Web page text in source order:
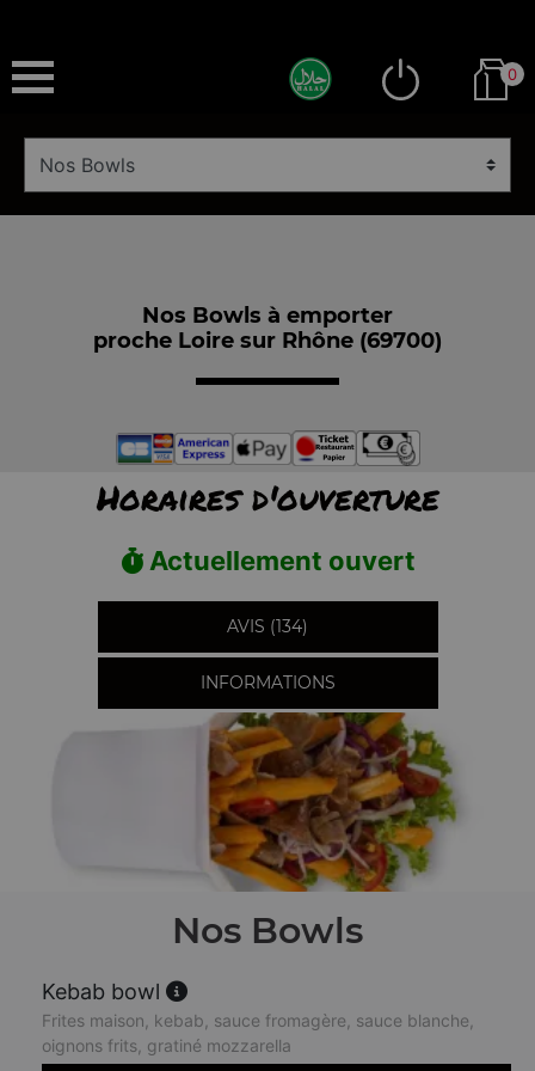
0
Nos Bowls à emporter
proche Loire sur Rhône (69700)
Horaires d'ouverture
Actuellement ouvert
AVIS (134)
INFORMATIONS
Nos Bowls
Kebab bowl
Frites maison, kebab, sauce fromagère, sauce blanche,
oignons frits, gratiné mozzarella